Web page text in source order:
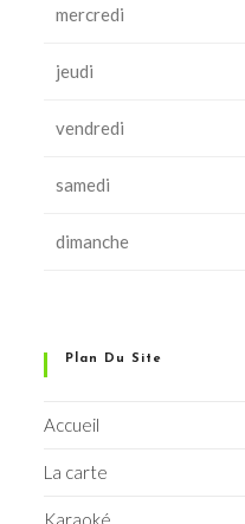
mercredi
jeudi
vendredi
samedi
dimanche
Plan Du Site
Accueil
La carte
Karaoké